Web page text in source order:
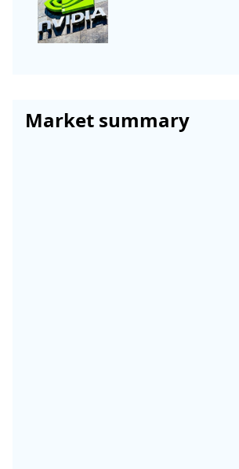
Market summary